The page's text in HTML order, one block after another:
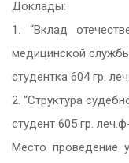
Доклады:
1. “Вклад
медицинской
студентка 604 гр.
2. “Структура
студент 605 гр.
Место проведение